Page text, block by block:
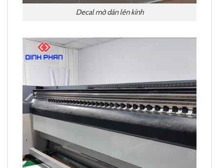
Decal mờ dán lên kính